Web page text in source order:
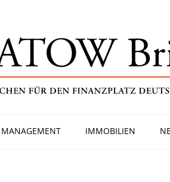
MANAGEMENT IMMOBILIEN